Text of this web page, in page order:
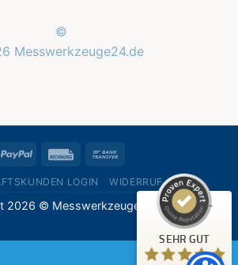
©
Messwerkzeuge24.de
PayPal Rechung
LOGIN WIDERRUF
2026 © Messwerkzeuge24.de
SEHR GUT
1
Bewertung auf ProvenExpert.com